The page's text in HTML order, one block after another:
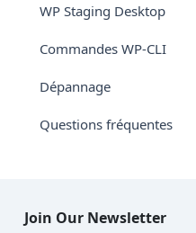
WP Staging Desktop
Commandes WP-CLI
Dépannage
Questions fréquentes
Join Our Newsletter